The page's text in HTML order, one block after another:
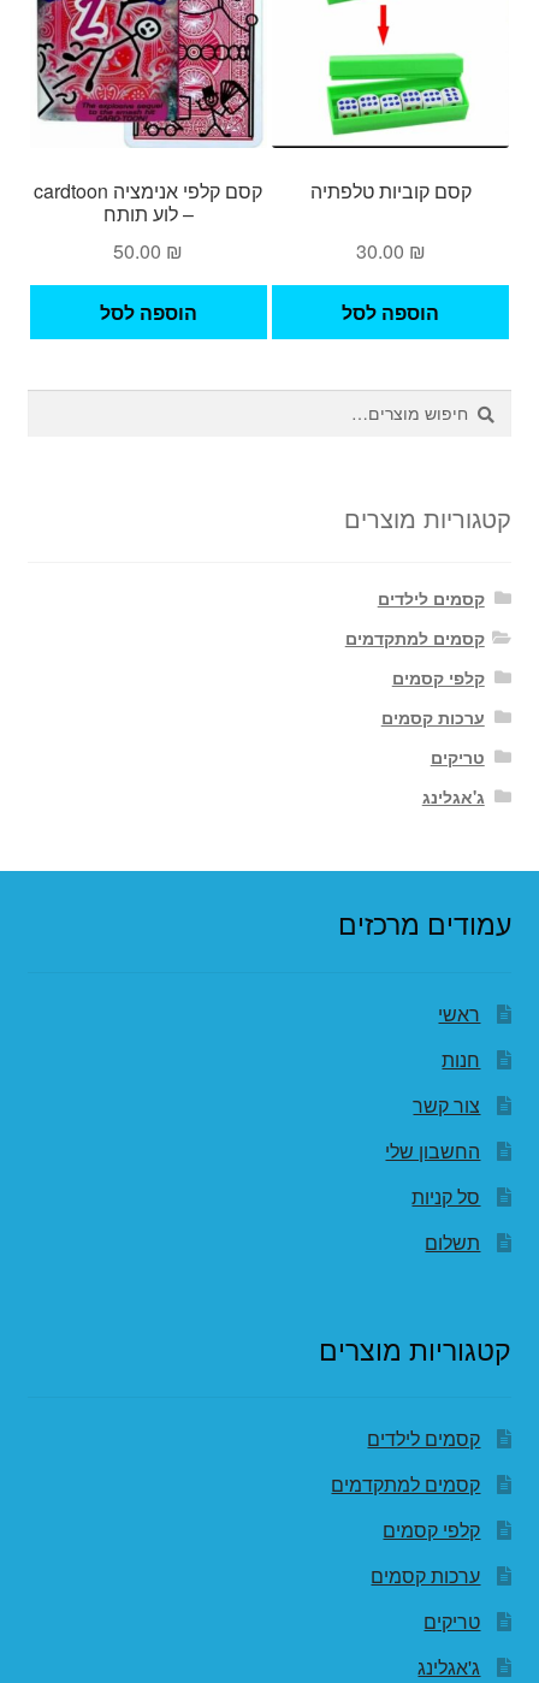
קסם קוביות טלפתיה
30.00 ₪
הוספה לסל
קסם קלפי אנימציה cardtoon
– לוע תותח
50.00 ₪
הוספה לסל
חיפוש
עבור:
חיפוש
קטגוריות מוצרים
קסמים לילדים
קסמים למתקדמים
קלפי קסמים
ערכות קסמים
טריקים
ג'אגלינג
עמודים מרכזים
ראשי
חנות
צור קשר
החשבון שלי
סל קניות
תשלום
קטגוריות מוצרים
קסמים לילדים
קסמים למתקדמים
קלפי קסמים
ערכות קסמים
טריקים
ג'אגלינג